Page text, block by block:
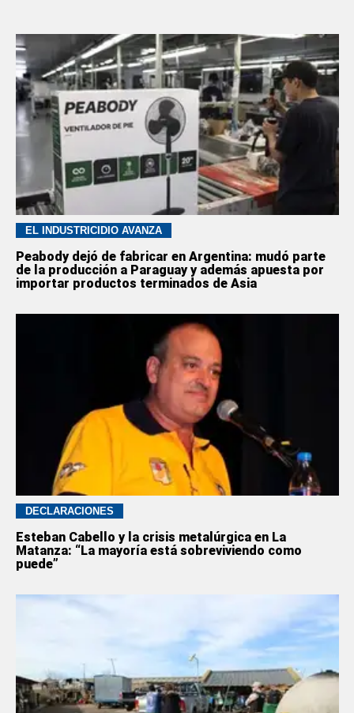
EL INDUSTRICIDIO AVANZA
Peabody dejó de fabricar en Argentina: mudó parte
de la producción a Paraguay y además apuesta por
importar productos terminados de Asia
DECLARACIONES
Esteban Cabello y la crisis metalúrgica en La
Matanza: “La mayoría está sobreviviendo como
puede”